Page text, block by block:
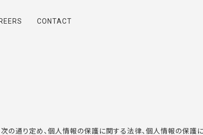
CONTACT
次の通り定め、個人情報の保護に関する法律、個人情報の保